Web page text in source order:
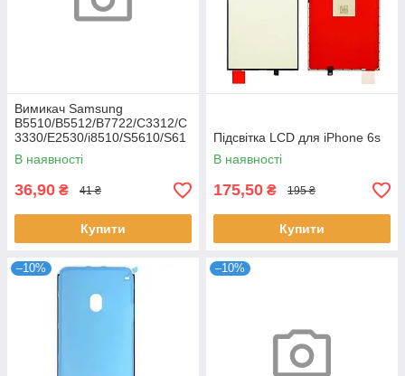
Вимикач Samsung
B5510/B5512/B7722/C3312/C
3330/E2530/i8510/S5610/S61
02
В наявності
36,90 ₴ 41 ₴
Купити
Підсвітка LCD для iPhone 6s
В наявності
175,50 ₴ 195 ₴
Купити
–10% –10%